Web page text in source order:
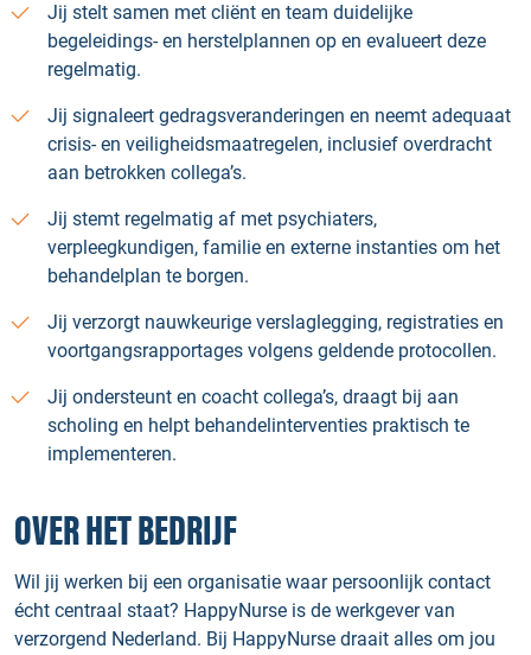
Jij stelt samen met cliënt en team duidelijke
begeleidings- en herstelplannen op en evalueert deze
regelmatig.
Jij signaleert gedragsveranderingen en neemt adequaat
crisis- en veiligheidsmaatregelen, inclusief overdracht
aan betrokken collega’s.
Jij stemt regelmatig af met psychiaters,
verpleegkundigen, familie en externe instanties om het
behandelplan te borgen.
Jij verzorgt nauwkeurige verslaglegging, registraties en
voortgangsrapportages volgens geldende protocollen.
Jij ondersteunt en coacht collega’s, draagt bij aan
scholing en helpt behandelinterventies praktisch te
implementeren.
OVER HET BEDRIJF
Wil jij werken bij een organisatie waar persoonlijk contact
écht centraal staat? HappyNurse is de werkgever van
verzorgend Nederland. Bij HappyNurse draait alles om jou